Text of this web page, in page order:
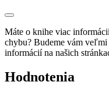
Máte o knihe viac
chybu? Budeme vám
informácií na našich
Hodnotenia